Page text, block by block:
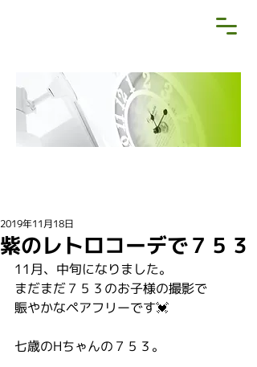
紫のレトロコーデで７５３
2019年11月18日
11月、中旬になりました。
まだまだ７５３のお子様の撮影で
賑やかなペアフリーです💓
七歳のHちゃんの７５３。